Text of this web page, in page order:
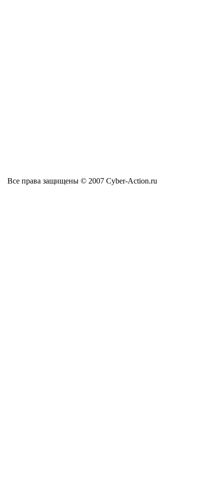
Все права защищены © 2007 Cyber-Action.ru